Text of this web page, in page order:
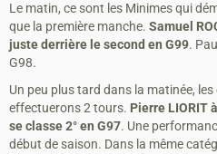
Le matin, ce sont les Minimes qui
que la première manche. Samuel
juste derrière le second en G99.
G98.
Un peu plus tard dans la matinée,
effectuerons 2 tours. Pierre LIORIT
se classe 2° en G97. Une
début de saison. Dans la même